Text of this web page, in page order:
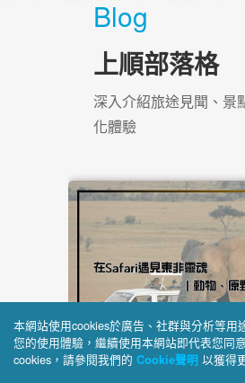
2026/06/24 創意北義
天
第22次參加上順的團出遊，領
熱情No.1，陽光活力又幽默，
Blog
上順部落格
深入介紹旅途見聞、景
本網站使用cookies於廣告、社群與分析等用
您的使用體驗，繼續使用本網站即代表您同
cookies，請參閱我們的 Cookie聲明 以獲得